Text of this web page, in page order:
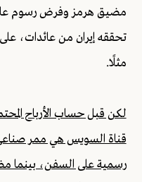
مضيق هرمز وفرض رسوم
تحققه إيران من عائدات،
مثلًا.
لكن قبل حساب الأرباح
قناة السويس هي ممر
رسمية على السفن، بينما